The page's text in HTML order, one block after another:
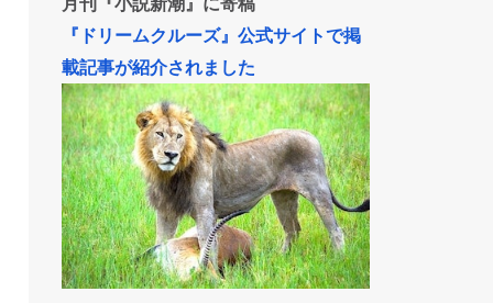
『ドリームクルーズ』公式サイトで掲
載記事が紹介されました